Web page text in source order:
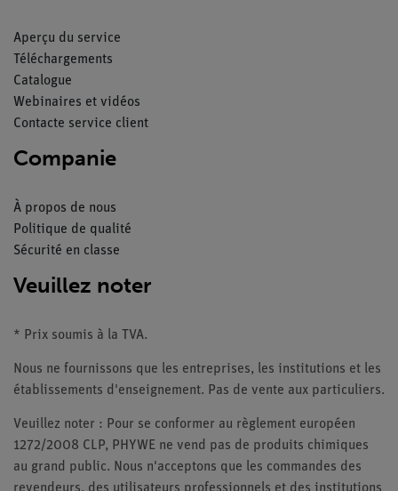
Aperçu du service
Téléchargements
Catalogue
Webinaires et vidéos
Contacte service client
Companie
À propos de nous
Politique de qualité
Sécurité en classe
Veuillez noter
* Prix soumis à la TVA.
Nous ne fournissons que les entreprises, les institutions et les
établissements d'enseignement. Pas de vente aux particuliers.
Veuillez noter : Pour se conformer au règlement européen
1272/2008 CLP, PHYWE ne vend pas de produits chimiques
au grand public. Nous n'acceptons que les commandes des